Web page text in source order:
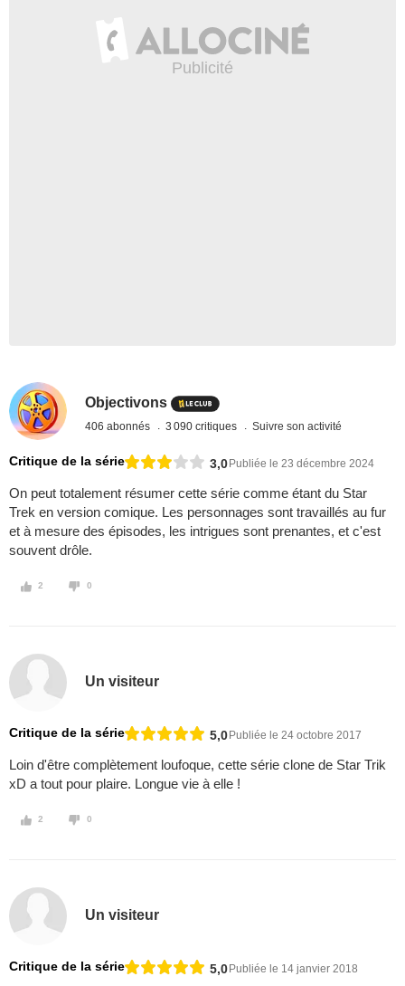
Objectivons
406 abonnés 3 090 critiques Suivre son activité
Critique de la série 3,0Publiée le 23 décembre 2024
On peut totalement résumer cette série comme étant du Star
Trek en version comique. Les personnages sont travaillés au fur
et à mesure des épisodes, les intrigues sont prenantes, et c'est
souvent drôle.
2 0
Un visiteur
Critique de la série 5,0Publiée le 24 octobre 2017
Loin d'être complètement loufoque, cette série clone de Star Trik
xD a tout pour plaire. Longue vie à elle !
2 0
Un visiteur
Critique de la série 5,0Publiée le 14 janvier 2018